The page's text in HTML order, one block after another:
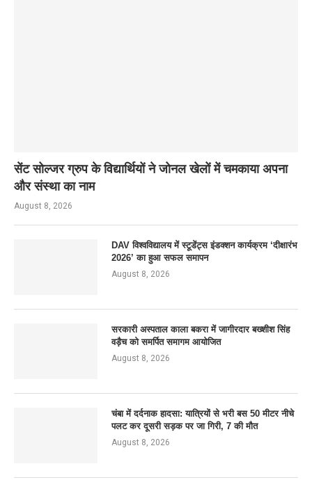
सेंट सोल्जर ग्रुप के विद्यार्थियों ने जोनल खेलों में चमकाया अपना
और संस्था का नाम
August 8, 2026
DAV विश्वविद्यालय में स्टूडेंट्स इंडक्शन कार्यक्रम ‘दीक्षारंभ
2026’ का हुआ सफल समापन
August 8, 2026
सरकारी अस्पताल काला बकरा में जागीरदार बख्शीश सिंह
वड़ैच को समर्पित समागम आयोजित
August 8, 2026
चंबा में दर्दनाक हादसा: यात्रियों से भरी बस 50 मीटर नीचे
पलट कर दूसरी सड़क पर जा गिरी, 7 की मौत
August 8, 2026